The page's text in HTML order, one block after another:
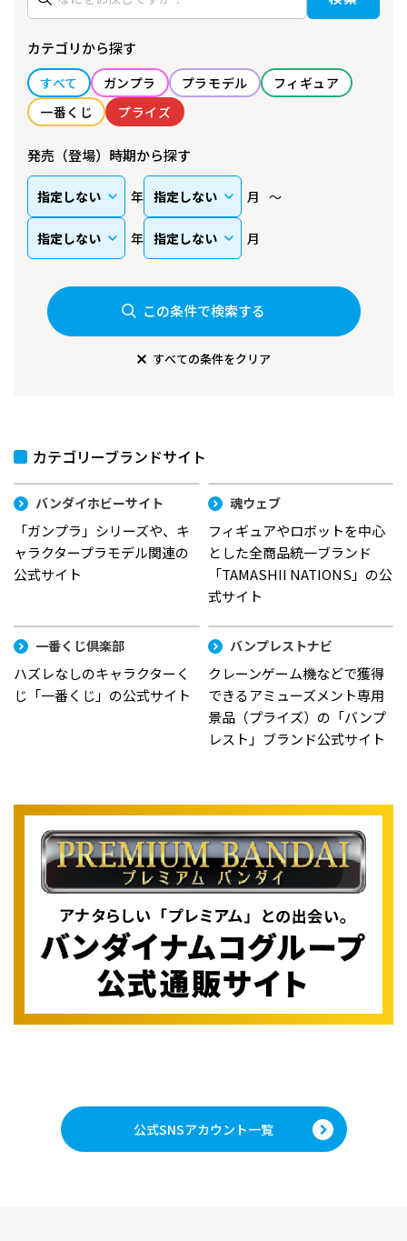
カテゴリから探す
すべて ガンプラ プラモデル
フィギュア
一番くじ
プライズ
発売（登場）時期から探す
年 月
年 月
この条件で検索する
すべての条件をクリア
カテゴリーブランドサイト
バンダイホビーサイト
「ガンプラ」シリーズや、キ
ャラクタープラモデル関連の
公式サイト
魂ウェブ
フィギュアやロボットを中心
とした全商品統一ブランド
「TAMASHII NATIONS」の公
式サイト
一番くじ倶楽部
ハズレなしのキャラクターく
じ「一番くじ」の公式サイト
バンプレストナビ
クレーンゲーム機などで獲得
できるアミューズメント専用
景品（プライズ）の「バンプ
レスト」ブランド公式サイト
公式SNSアカウント一覧